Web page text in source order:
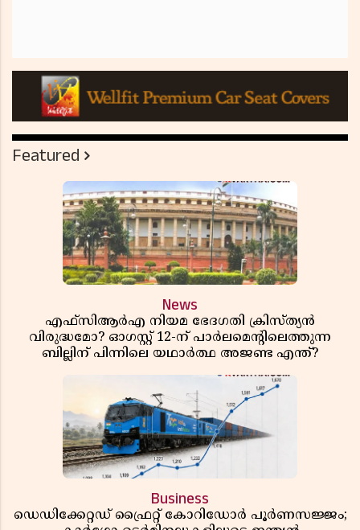
Featured
News
എഫ്സിആർഎ നിയമ ഭേദഗതി ക്രിസ്ത്യൻ
വിരുദ്ധമോ? ഓഗസ്റ്റ് 12-ന് പാർലമെന്റിലെത്തുന്ന
ബില്ലിന് പിന്നിലെ യഥാർത്ഥ അജണ്ട എന്ത്?
Business
ഡെഡിക്കേറ്റഡ് ഫ്രൈറ്റ് കോറിഡോർ പൂർണസജ്ജം;